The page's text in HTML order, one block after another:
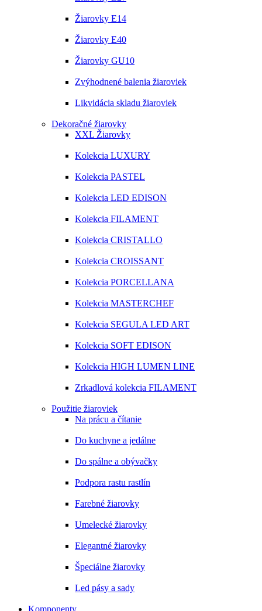
Žiarovky E14
Žiarovky E40
Žiarovky GU10
Zvýhodnené balenia žiaroviek
Likvidácia skladu žiaroviek
Dekoračné žiarovky
XXL Žiarovky
Kolekcia LUXURY
Kolekcia PASTEL
Kolekcia LED EDISON
Kolekcia FILAMENT
Kolekcia CRISTALLO
Kolekcia CROISSANT
Kolekcia PORCELLANA
Kolekcia MASTERCHEF
Kolekcia SEGULA LED ART
Kolekcia SOFT EDISON
Kolekcia HIGH LUMEN LINE
Zrkadlová kolekcia FILAMENT
Použitie žiaroviek
Na prácu a čítanie
Do kuchyne a jedálne
Do spálne a obývačky
Podpora rastu rastlín
Farebné žiarovky
Umelecké žiarovky
Elegantné žiarovky
Špeciálne žiarovky
Led pásy a sady
Komponenty